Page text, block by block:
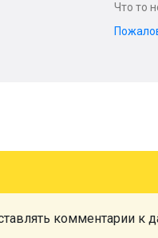
Что то
комментарии к